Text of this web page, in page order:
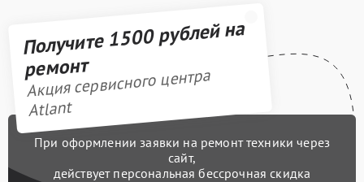
Получите 1500 рублей на
ремонт
Акция сервисного центра
Atlant
При оформлении заявки на ремонт техники через
сайт,
действует персональная бессрочная скидка